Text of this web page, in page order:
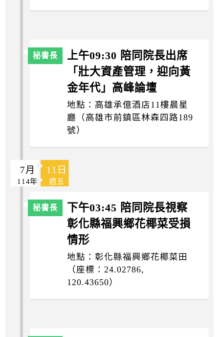
上午09:30 陪同院長出席
「壯大資產管理，迎向黃
金年代」高峰論壇
地點：高雄承億酒店11樓晨星
廳（高雄市前鎮區林森四路189
號）
7月 11日
114年 週五
下午03:45 陪同院長視察
彰化縣福興鄉花椰菜受損
情形
地點：彰化縣福興鄉花椰菜田
（座標：24.02786,
120.43650）